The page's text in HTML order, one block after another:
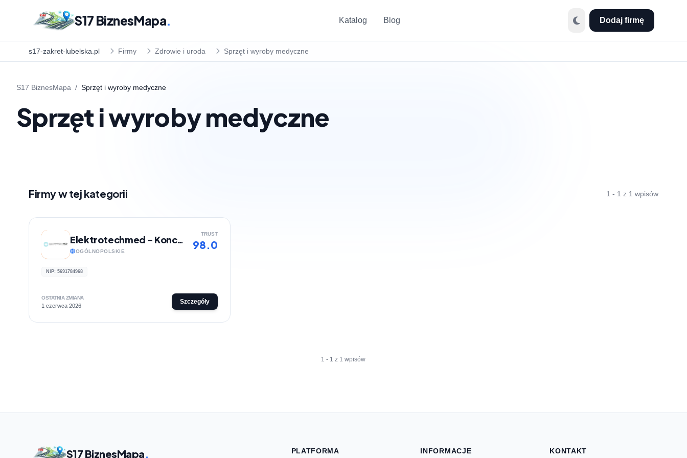
S17 BiznesMapa. Katalog Blog Dodaj firmę
s17-zakret-lubelska.pl Firmy Zdrowie i uroda Sprzęt i wyroby medyczne
S17 BiznesMapa / Sprzęt i wyroby medyczne
Sprzęt i wyroby medyczne
Firmy w tej kategorii 1 - 1 z 1 wpisów
Elektrotechmed - Koncentratory tlenu
OGÓLNOPOLSKIE
TRUST
98.0
NIP: 5691784968
OSTATNIA ZMIANA
1 czerwca 2026
Szczegóły
1 - 1 z 1 wpisów
S17 BiznesMapa. PLATFORMA INFORMACJE KONTAKT